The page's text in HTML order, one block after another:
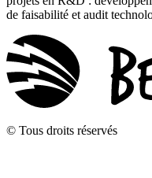
de faisabilité et audit
© Tous droits réservés